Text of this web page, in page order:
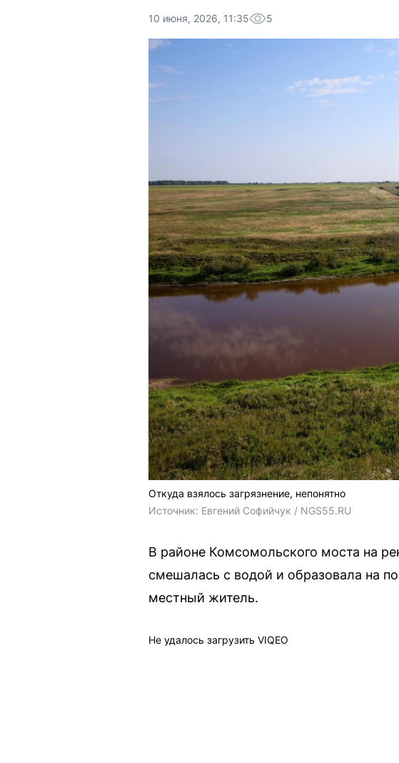
10 июня, 2026, 11:35 5
Откуда взялось загрязнение, непонятно
Источник: Евгений Софийчук / NGS55.RU
В районе Комсомольского моста на
смешалась с водой и образовала на
местный житель.
Не удалось загрузить VIQEO